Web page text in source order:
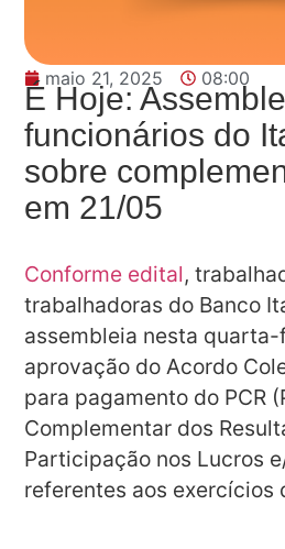
maio 21, 2025 08:00
É Hoje:
funcionários do
sobre
em 21/05
Conforme edital,
trabalhadoras do Banco
assembleia nesta quarta-
aprovação do Acordo
para pagamento do PCR
Complementar dos
Participação nos Lucros
referentes aos exercícios